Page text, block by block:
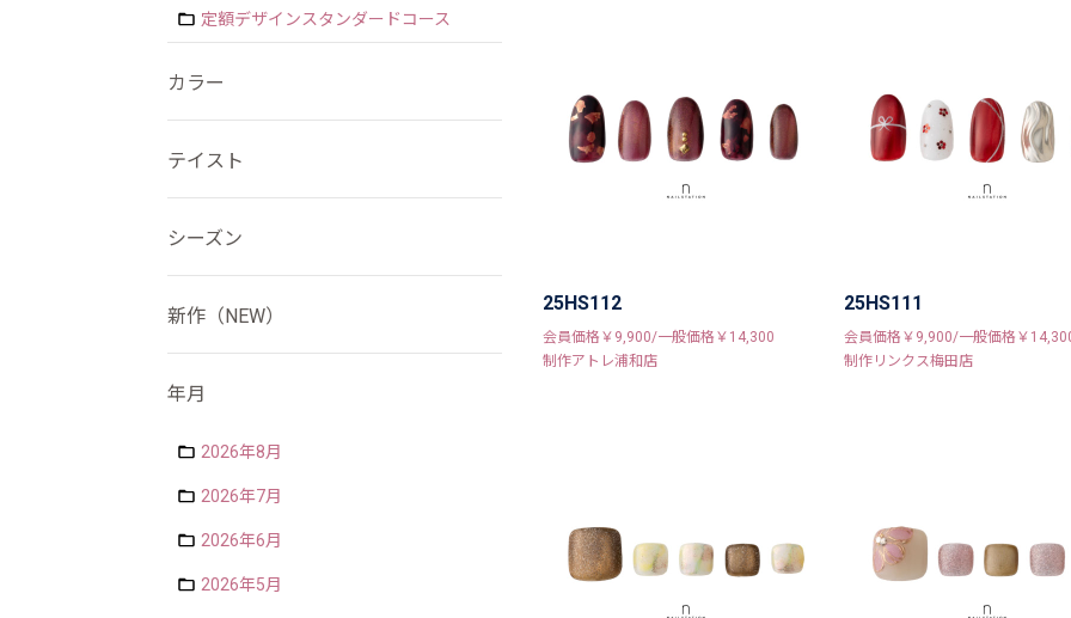
定額デザインスタンダードコース
カラー
テイスト
シーズン
新作（NEW）
年月
2026年8月
2026年7月
2026年6月
2026年5月
25HS112
会員価格￥9,900/一般価格￥14,300
制作アトレ浦和店
25HS111
会員価格￥9,900/一般価格￥
制作リンクス梅田店